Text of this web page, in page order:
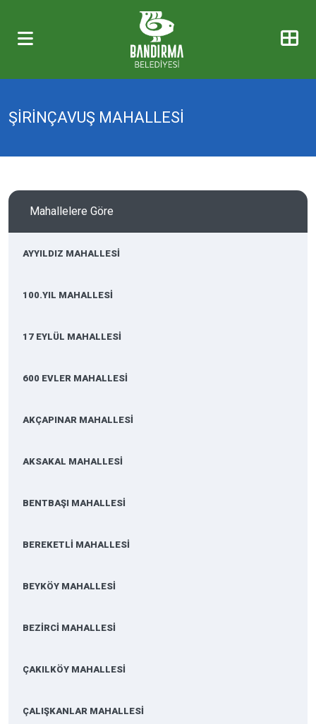
ŞİRİNÇAVUŞ MAHALLESİ
Mahallelere Göre
AYYILDIZ MAHALLESİ
100.YIL MAHALLESİ
17 EYLÜL MAHALLESİ
600 EVLER MAHALLESİ
AKÇAPINAR MAHALLESİ
AKSAKAL MAHALLESİ
BENTBAŞI MAHALLESİ
BEREKETLİ MAHALLESİ
BEYKÖY MAHALLESİ
BEZİRCİ MAHALLESİ
ÇAKILKÖY MAHALLESİ
ÇALIŞKANLAR MAHALLESİ